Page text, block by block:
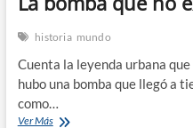
historia mundo
Cuenta la leyenda urbana
hubo una bomba que llegó a
como…
Ver MásLa